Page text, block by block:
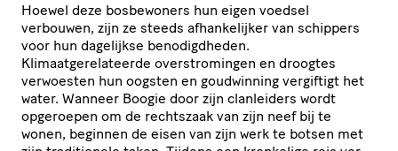
Hoewel deze bosbewoners hun eigen voedsel
verbouwen, zijn ze steeds afhankelijker van schippers
voor hun dagelijkse benodigdheden.
Klimaatgerelateerde overstromingen en droogtes
verwoesten hun oogsten en goudwinning vergiftigt het
water. Wanneer Boogie door zijn clanleiders wordt
opgeroepen om de rechtszaak van zijn neef bij te
wonen, beginnen de eisen van zijn werk te botsen met